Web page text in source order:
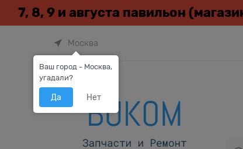
7, 8, 9 и августа павильон
Москва
Ваш город - Москва,
угадали?
Да Нет